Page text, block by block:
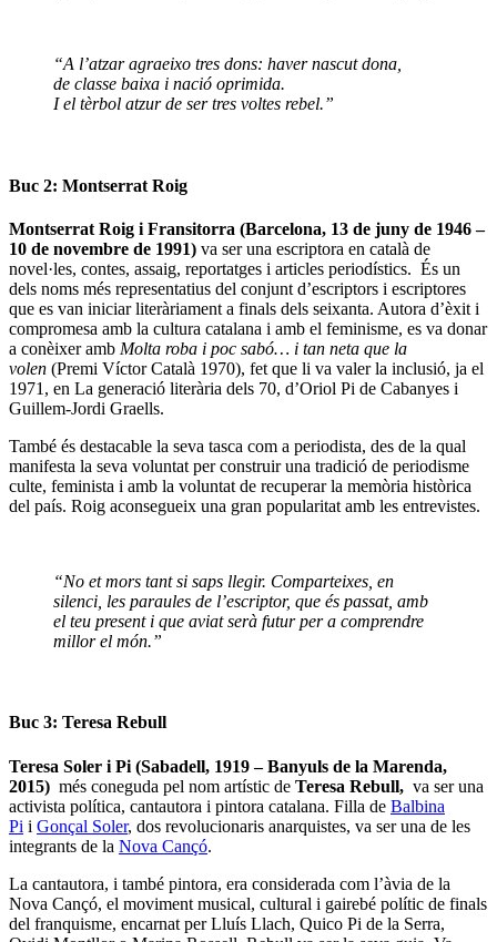
“A l’atzar agraeixo tres dons: haver nascut dona,
de classe baixa i nació oprimida.
I el tèrbol atzur de ser tres voltes rebel.”
Buc 2: Montserrat Roig
Montserrat Roig i Fransitorra (Barcelona, 13 de juny de 1946 –
10 de novembre de 1991) va seruna escriptora en català de
novel·les, contes, assaig, reportatges i articles periodístics. És un
dels noms més representatius del conjunt d’escriptors i escriptores
que es van iniciar literàriament a finals dels seixanta. Autora d’èxit i
compromesa amb la cultura catalana i amb el feminisme, es va donar
a conèixer amb Molta roba i poc sabó… i tan neta que la
volen (Premi Víctor Català 1970), fet que li va valer la inclusió, ja el
1971, en La generació literària dels 70, d’Oriol Pi de Cabanyes i
Guillem-Jordi Graells.
També és destacable la seva tasca com a periodista, des de la qual
manifesta la seva voluntat per construir una tradició de periodisme
culte, feminista i amb la voluntat de recuperar la memòria històrica
del país. Roig aconsegueix una gran popularitat amb les entrevistes.
“No et mors tant si saps llegir. Comparteixes, en
silenci, les paraules de l’escriptor, que és passat, amb
el teu present i que aviat serà futur per a comprendre
millor el món.”
Buc 3: Teresa Rebull
Teresa Soler i Pi (Sabadell, 1919 – Banyuls de la Marenda,
2015) més coneguda pel nom artístic de Teresa Rebull, va ser una
activista política, cantautora i pintora catalana. Filla de Balbina
Pi i Gonçal Soler, dos revolucionaris anarquistes, va ser una de les
integrants de la Nova Cançó.
La cantautora, i també pintora, era considerada com l’àvia de la
Nova Cançó, el moviment musical, cultural i gairebé polític de finals
del franquisme, encarnat per Lluís Llach, Quico Pi de la Serra,